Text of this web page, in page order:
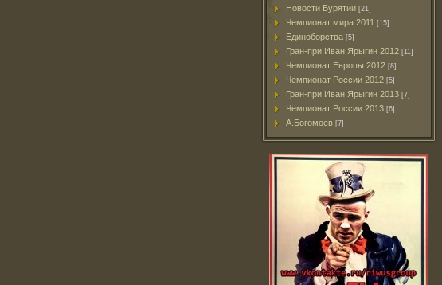
Новости Бурятии [21]
Чемпионат мира 2011 [15]
Единоборства [5]
Гран-при Иван Ярыгин 2012 [11]
Чемпионат Европы 2012 [8]
Чемпионат России 2012 [5]
Гран-при Иван Ярыгин 2013 [7]
Чемпионат России 2013 [6]
А.Богомоев [7]